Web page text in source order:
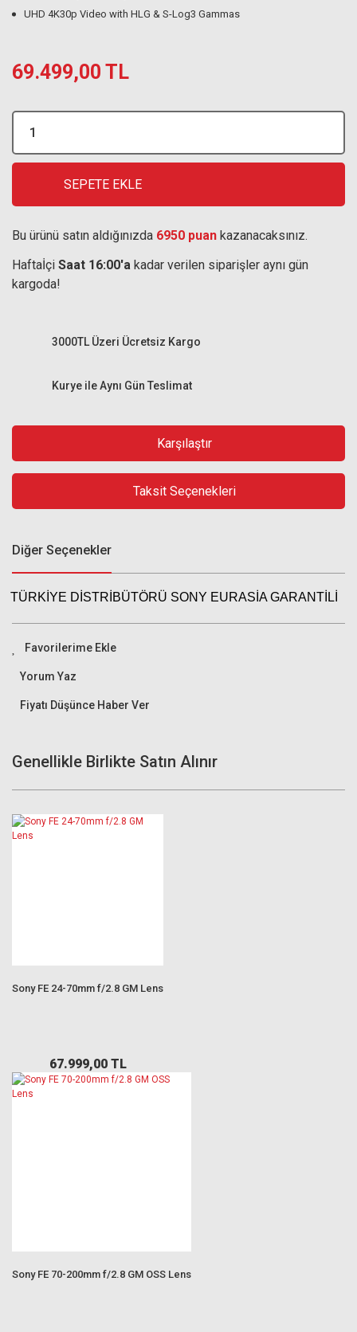
UHD 4K30p Video with HLG & S-Log3 Gammas
69.499,00 TL
SEPETE EKLE
Bu ürünü satın aldığınızda 6950 puan kazanacaksınız.
Haftaİçi Saat 16:00'a kadar verilen siparişler aynı gün
kargoda!
Kurye ile Aynı Gün Teslimat
3000TL Üzeri Ücretsiz Kargo
Karşılaştır
Taksit Seçenekleri
Diğer Seçenekler
TÜRKİYE DİSTRİBÜTÖRÜ SONY EURASİA GARANTİLİ
Yorum Yaz
Fiyatı Düşünce Haber Ver
Genellikle Birlikte Satın Alınır
Sony FE 24-70mm f/2.8 GM Lens
67.999,00 TL
Sony FE 70-200mm f/2.8 GM OSS Lens